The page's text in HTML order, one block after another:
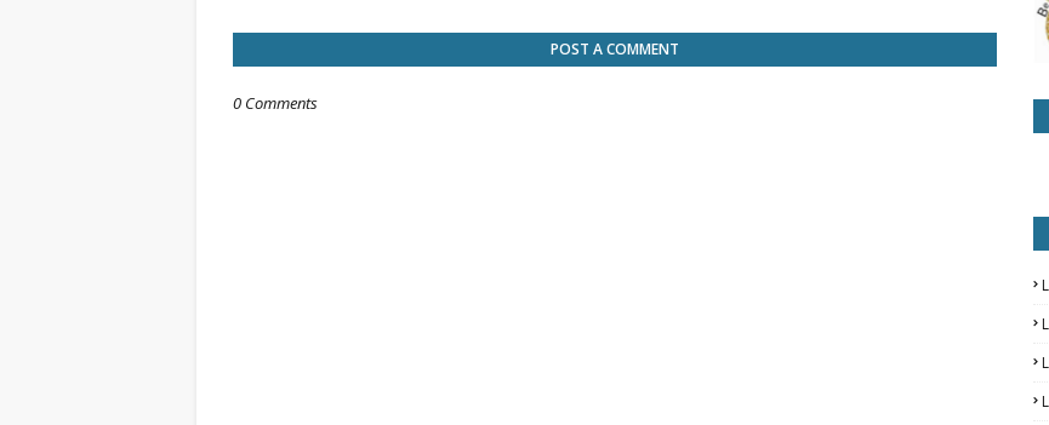
POST A COMMENT
0 Comments